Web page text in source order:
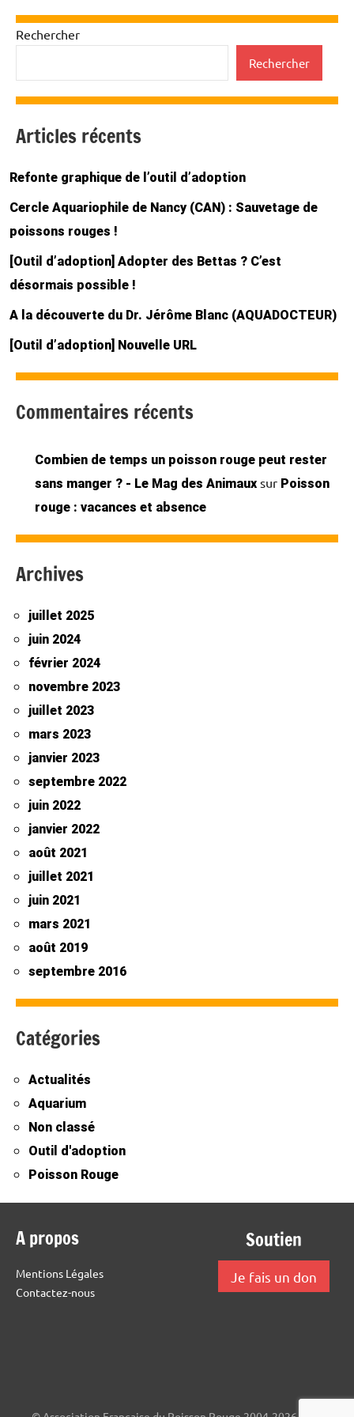
publications
Rechercher
Rechercher
Articles récents
Refonte graphique de l’outil d’adoption
Cercle Aquariophile de Nancy (CAN) : Sauvetage de
poissons rouges !
[Outil d’adoption] Adopter des Bettas ? C’est
désormais possible !
A la découverte du Dr. Jérôme Blanc (AQUADOCTEUR)
[Outil d’adoption] Nouvelle URL
Commentaires récents
Combien de temps un poisson rouge peut rester
sans manger ? - Le Mag des Animaux sur Poisson
rouge : vacances et absence
Archives
juillet 2025
juin 2024
février 2024
novembre 2023
juillet 2023
mars 2023
janvier 2023
septembre 2022
juin 2022
janvier 2022
août 2021
juillet 2021
juin 2021
mars 2021
août 2019
septembre 2016
Catégories
Actualités
Aquarium
Non classé
Outil d'adoption
Poisson Rouge
A propos
Mentions Légales
Contactez-nous
Soutien
Je fais un don